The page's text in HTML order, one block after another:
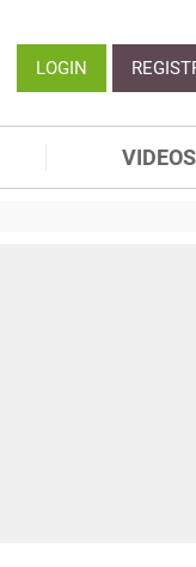
LOGIN
VIDEOS